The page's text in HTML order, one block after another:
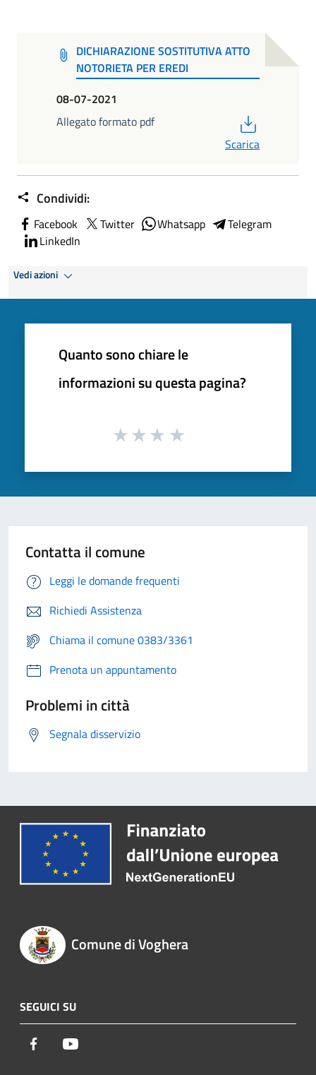
DICHIARAZIONE SOSTITUTIVA ATTO
NOTORIETA PER EREDI
08-07-2021
Allegato formato pdf
Scarica
Condividi:
Facebook Twitter Whatsapp
Telegram
LinkedIn
Vedi azioni
Quanto sono chiare le
informazioni su questa pagina?
Contatta il comune
Leggi le domande frequenti
Richiedi Assistenza
Chiama il comune 0383/3361
Prenota un appuntamento
Problemi in città
Segnala disservizio
Comune di Voghera
SEGUICI SU
Facebook